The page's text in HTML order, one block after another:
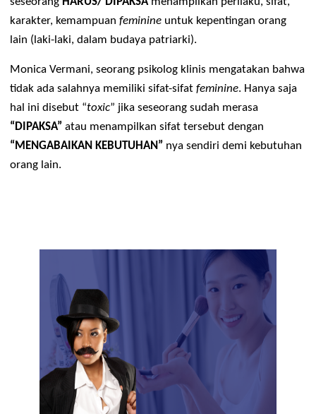
saja, lebih “nurturing” (mengasuh, mendidik, membina).
Sementara toxic femininity adalah sebuah tuntutan bahwa
karakter, kemampuan feminine
untuk kepentingan orang
lain (laki-laki, dalam budaya patriarki).
Monica Vermani, seorang psikolog klinis mengatakan
tidak ada salahnya memiliki sifat-sifat feminine. Hanya saja
hal ini disebut “